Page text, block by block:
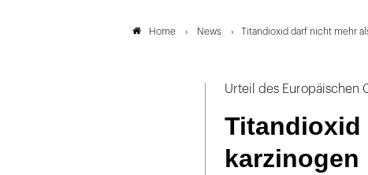
Home News Titandioxid darf nicht mehr
Urteil des Europäischen
Titandioxid
karzinogen